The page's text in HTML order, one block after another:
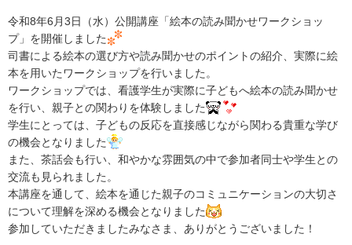
令和8年6月3日（水）公開講座「絵本の読み聞かせワークショッ
プ」を開催しました
司書による絵本の選び方や読み聞かせのポイントの紹介、実際に絵
本を用いたワークショップを行いました。
ワークショップでは、看護学生が実際に子どもへ絵本の読み聞かせ
を行い、親子との関わりを体験しました
学生にとっては、子どもの反応を直接感じながら関わる貴重な学び
の機会となりました
また、茶話会も行い、和やかな雰囲気の中で参加者同士や学生との
交流も見られました。
本講座を通して、絵本を通じた親子のコミュニケーションの大切さ
について理解を深める機会となりました
参加していただきましたみなさま、ありがとうございました！